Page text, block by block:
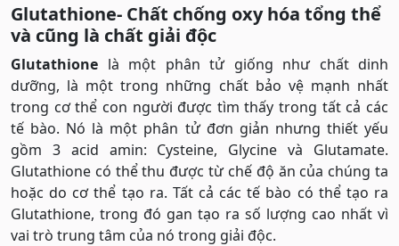
Glutathione- Chất chống oxy hóa tổng thể
và cũng là chất giải độc
Glutathione là một phân tử giống như chất dinh
dưỡng, là một trong những chất bảo vệ mạnh nhất
trong cơ thể con người được tìm thấy trong tất cả các
tế bào. Nó là một phân tử đơn giản nhưng thiết yếu
gồm 3 acid amin: Cysteine, Glycine và Glutamate.
Glutathione có thể thu được từ chế độ ăn của chúng ta
hoặc do cơ thể tạo ra. Tất cả các tế bào có thể tạo ra
Glutathione, trong đó gan tạo ra số lượng cao nhất vì
vai trò trung tâm của nó trong giải độc.